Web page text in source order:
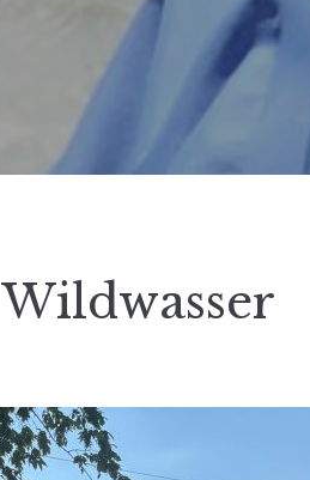
Wildwasser